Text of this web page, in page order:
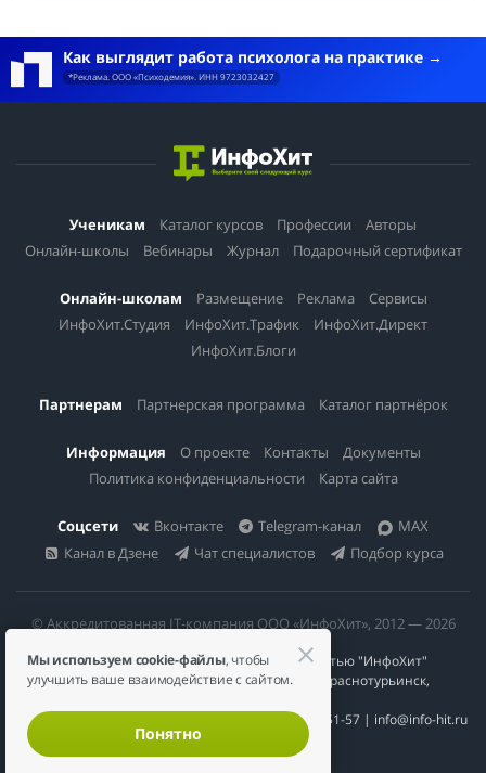
Как выглядит работа психолога на практике
*Реклама. ООО «Психодемия». ИНН 9723032427
Ученикам Каталог курсов Профессии
Авторы
Онлайн-школы
Вебинары Журнал Подарочный сертификат
Онлайн-школам Размещение Реклама
Сервисы
ИнфоХит.Студия
ИнфоХит.Трафик
ИнфоХит.Директ
ИнфоХит.Блоги
Партнерам Партнерская программа Каталог партнёрок
Информация О проекте Контакты
Документы
Политика конфиденциальности
Карта сайта
Соцсети Вконтакте Telegram-канал
MAX
Канал в Дзене
Чат специалистов Подбор курса
© Аккредитованная IT-компания ООО «ИнфоХит», 2012 — 2026
Общество с ограниченной ответственностью "ИнфоХит"
624446, Россия, Свердловская область, г. Краснотурьинск,
ИНН 6617023200 | КПП 661701001 | +7 984 888-51-57 | info@info-hit.ru
Мы используем cookie-файлы, чтобы
улучшить ваше взаимодействие с сайтом.
Понятно